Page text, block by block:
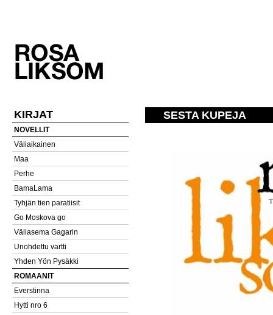
KIRJAT
NOVELLIT
Väliaikainen
Maa
Perhe
BamaLama
Tyhjän tien paratiisit
Go Moskova go
Väliasema Gagarin
Unohdettu vartti
Yhden Yön Pysäkki
ROMAANIT
Everstinna
Hytti nro 6
SESTA KUPEJA